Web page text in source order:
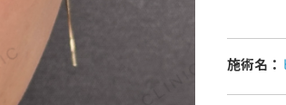
プライバシーポリシー
施術名：